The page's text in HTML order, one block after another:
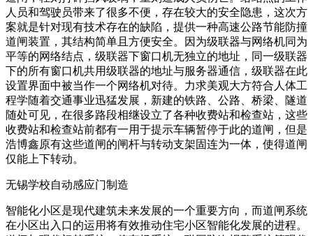
人员和驾驶员带来了很多不便，存在较大的安全隐患，这次方
案就是针对现有技术存在的缺陷，提供一种高速公路节能防撞
道闸装置，其结构简单且方便安全。因为级联器与网络机同为
平等的网络结点，级联器下窗口机无独立的地址，同一级联器
下的所有窗口机共用级联器的地址与服务器通信，级联器在此
设置界面中被当作一个网络机对待。力求美观大方符合人体工
程学随着交通事业迅猛发展，新建的铁路、公路、桥梁、隧道
随处可见，在很多路段相继设立了各种收费站和检查站，这些
收费站和检查站前都有一用于提示车辆暂停于此的道闸，但是
浩博鑫原有这些道闸的闸杆与转动支架固连为一体，使得道闸
仅能上下转动。
无锡学校自动感应门制造
智能化小区是现代建筑未来发展的一个重要方向，而道闸系统
在小区出入口的运用将有效推动住宅小区智能化发展的进程。